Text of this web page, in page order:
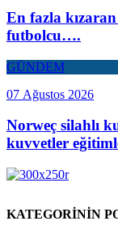
En fazla
futbolcu….
GÜNDEM
07 Ağustos 2026
Norweç silahlı
kuvvetler
KATEGORİNİN